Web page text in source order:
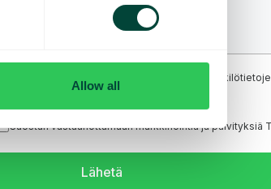
Allow all
Telavoxin tietosuojakäytännön ja hyväksyn
Suostun vastaanottamaan markkinointia ja päivityksiä
Lähetä